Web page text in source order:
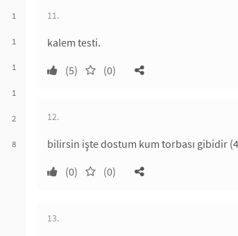
1
1
1
1
2
8
11.
kalem testi.
(5)
(0)
12.
bilirsin işte dostum kum torbası gibidir
(0)
(0)
13.